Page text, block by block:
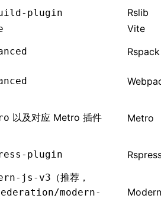
plugin
Rslib
Vite
Rspack
以及对应 Metro 插件 Metro
plugin
js-v3 （推荐，
modern-